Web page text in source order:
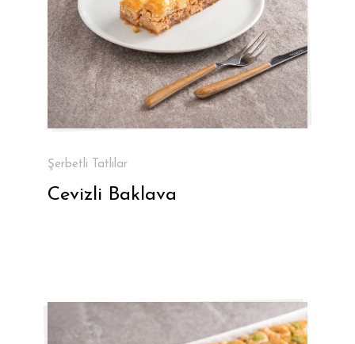
Şerbetli Tatlılar
Cevizli Baklava